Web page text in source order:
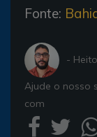
Fonte:
-
Ajude o nosso
com